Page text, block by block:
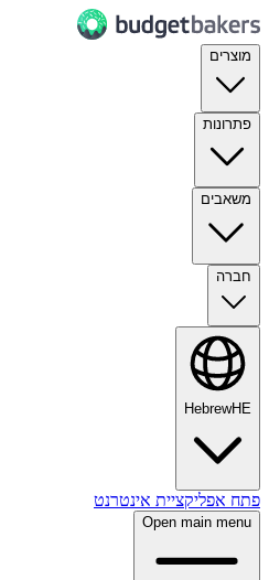
מוצרים
פתרונות
משאבים
חברה
HebrewHE
פתח אפליקציית אינטרנט
Open main menu